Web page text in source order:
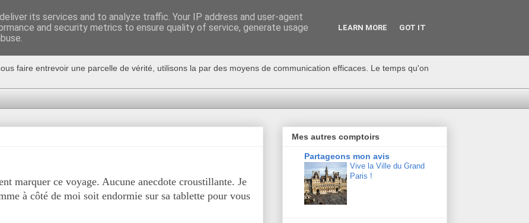
faire entrevoir une parcelle de vérité, utilisons la par des moyens de communication efficaces. Le temps qu'on
marquer ce voyage. Aucune anecdote croustillante. Je
à côté de moi soit endormie sur sa tablette pour vous
Mes autres comptoirs
Partageons mon avis
Vive la Ville du Grand
Paris !
its services and to analyze traffic. Your IP address and user-agent
and security metrics to ensure quality of service, generate usage
LEARN MORE GOT IT